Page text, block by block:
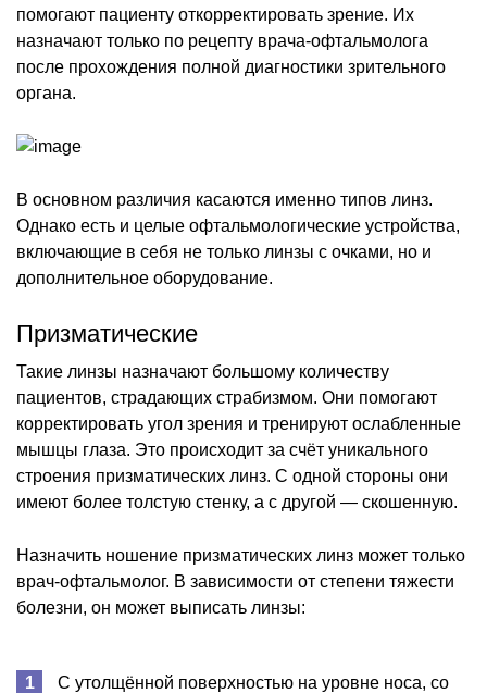
помогают пациенту откорректировать зрение. Их
назначают только по рецепту врача-офтальмолога
после прохождения полной диагностики зрительного
органа.
В основном различия касаются именно типов линз.
Однако есть и целые офтальмологические устройства,
включающие в себя не только линзы с очками, но и
дополнительное оборудование.
Призматические
Такие линзы назначают большому количеству
пациентов, страдающих страбизмом. Они помогают
корректировать угол зрения и тренируют ослабленные
мышцы глаза. Это происходит за счёт уникального
строения призматических линз. С одной стороны они
имеют более толстую стенку, а с другой — скошенную.
Назначить ношение призматических линз может только
врач-офтальмолог. В зависимости от степени тяжести
болезни, он может выписать линзы:
С утолщённой поверхностью на уровне носа, со